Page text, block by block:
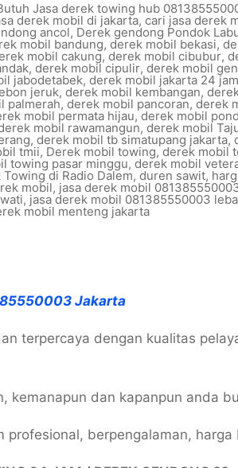
Jasa derek towing hub
derek mobil di jakarta, cari jasa derek
ancol, Derek gendong Pondok
mobil bandung, derek mobil bekasi,
mobil cakung, derek mobil cibubur,
, derek mobil cipulir, derek mobil
jabodetabek, derek mobil jakarta 24 jam
jeruk, derek mobil kembangan,
palmerah, derek mobil pancoran, derek
mobil permata hijau,derek mobil
mobil rawamangun, derek mobil
, derek mobil tb simatupang jakarta,
tmii, Derek mobil towing,derek mobil
towing pasar minggu, derek mobil
Towing di Radio Dalem, duren sawit,
mobil, jasa derek mobil
, jasa derek mobil 081385550003
mobil menteng jakarta
Jakarta
terpercaya dengan kualitas
kemanapun dan kapanpun anda
profesional, berpengalaman, harga